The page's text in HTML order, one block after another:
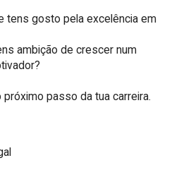
tens gosto pela excelência em
ambição de crescer num
passo da tua carreira.